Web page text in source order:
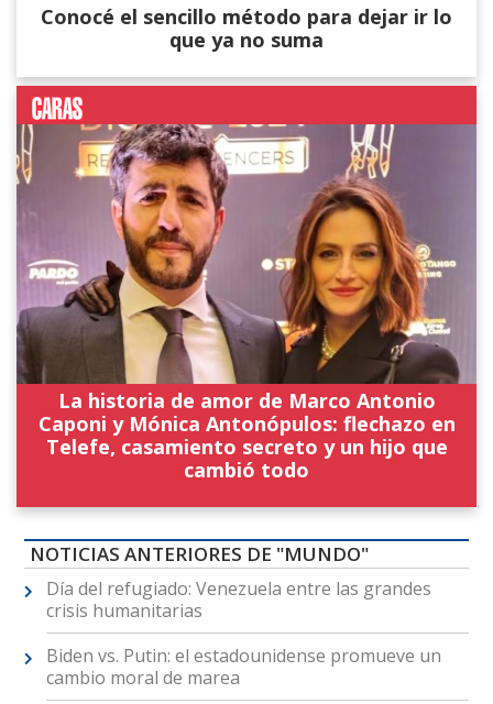
Conocé el sencillo método para dejar ir lo
que ya no suma
La historia de amor de Marco Antonio
Caponi y Mónica Antonópulos: flechazo en
Telefe, casamiento secreto y un hijo que
cambió todo
NOTICIAS ANTERIORES DE "MUNDO"
Día del refugiado: Venezuela entre las grandes
crisis humanitarias
Biden vs. Putin: el estadounidense promueve un
cambio moral de marea